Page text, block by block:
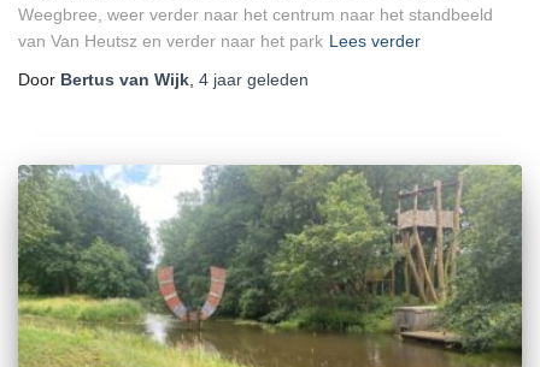
Weegbree, weer verder naar het centrum naar het standbeeld
van Van Heutsz en verder naar het park Lees verder
Door Bertus van Wijk 4 jaar geleden